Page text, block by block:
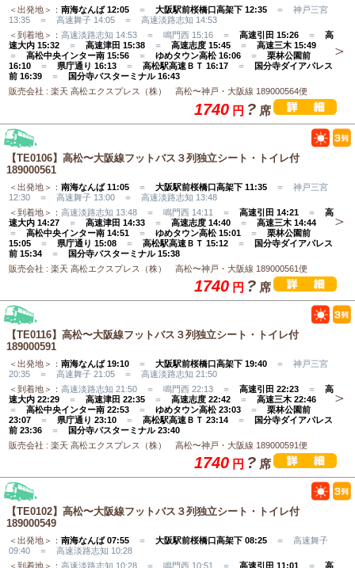
＜出発地＞： 南海なんば 12:05 ＝ 大阪駅前桜橋口高架下 12:35 ＝ 神戸三宮
13:35 ＝ 高速舞子 14:05 ＝ 高速淡路志知 14:53
＜到着地＞： 高速淡路志知 14:53 ＝ 鳴門西 15:16 ＝ 高速引田 15:26 ＝ 高
速大内 15:32 ＝ 高速津田 15:38 ＝ 高速志度 15:45 ＝ 高速三木 15:49
＝ 高松中央インター南 15:56 ＝ ゆめタウン高松 16:06 ＝ 栗林公園前
16:10 ＝ 県庁通り 16:13 ＝ 高松駅高速ＢＴ 16:17 ＝
国分寺ダイアパレス
前 16:39 ＝
国分寺バスターミナル 16:43
販売会社 : 楽天 高松エクスプレス（株） 高松〜神戸・大阪線 189000564便
1740 円 ? 席
【TE0106】高松〜大阪線フットバス３列独立シート・トイレ付
189000561
＜出発地＞： 南海なんば 11:05 ＝ 大阪駅前桜橋口高架下 11:35 ＝ 神戸三宮
12:30 ＝ 高速舞子 13:00 ＝ 高速淡路志知 13:48
＜到着地＞： 高速淡路志知 13:48 ＝ 鳴門西 14:11 ＝ 高速引田 14:21 ＝ 高
速大内 14:27 ＝ 高速津田 14:33 ＝ 高速志度 14:40 ＝ 高速三木 14:44
＝ 高松中央インター南 14:51 ＝ ゆめタウン高松 15:01 ＝ 栗林公園前
15:05 ＝ 県庁通り 15:08 ＝ 高松駅高速ＢＴ 15:12 ＝
国分寺ダイアパレス
前 15:34 ＝
国分寺バスターミナル 15:38
販売会社 : 楽天 高松エクスプレス（株） 高松〜神戸・大阪線 189000561便
1740 円 ? 席
【TE0116】高松〜大阪線フットバス３列独立シート・トイレ付
189000591
＜出発地＞： 南海なんば 19:10 ＝ 大阪駅前桜橋口高架下 19:40 ＝ 神戸三宮
20:35 ＝ 高速舞子 21:05 ＝ 高速淡路志知 21:50
＜到着地＞： 高速淡路志知 21:50 ＝ 鳴門西 22:13 ＝ 高速引田 22:23 ＝ 高
速大内 22:29 ＝ 高速津田 22:35 ＝ 高速志度 22:42 ＝ 高速三木 22:46
＝ 高松中央インター南 22:53 ＝ ゆめタウン高松 23:03 ＝ 栗林公園前
23:07 ＝ 県庁通り 23:10 ＝ 高松駅高速ＢＴ 23:14 ＝
国分寺ダイアパレス
前 23:36 ＝
国分寺バスターミナル 23:40
販売会社 : 楽天 高松エクスプレス（株） 高松〜神戸・大阪線 189000591便
1740 円 ? 席
【TE0102】高松〜大阪線フットバス３列独立シート・トイレ付
189000549
＜出発地＞： 南海なんば 07:55 ＝ 大阪駅前桜橋口高架下 08:25 ＝ 高速舞子
09:40 ＝ 高速淡路志知 10:28
＜到着地＞： 高速淡路志知 10:28 ＝ 鳴門西 10:51 ＝ 高速引田 11:01 ＝ 高